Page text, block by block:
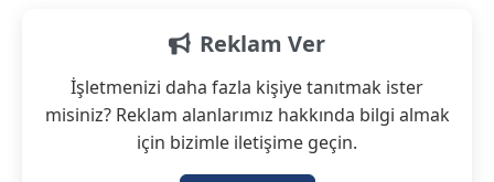
Reklam Ver
İşletmenizi daha fazla kişiye tanıtmak ister
misiniz? Reklam alanlarımız hakkında bilgi almak
için bizimle iletişime geçin.